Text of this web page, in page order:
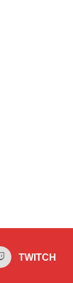
TWITCH